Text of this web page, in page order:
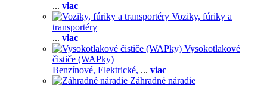
... viac
Voziky, fúriky a
transportéry
... viac
Vysokotlakové
čističe (WAPky)
Benzínové, Elektrické, ... viac
Záhradné náradie